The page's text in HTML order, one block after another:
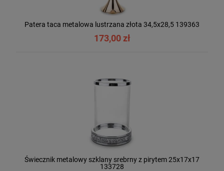
Patera taca metalowa lustrzana złota 34,5x28,5 139363
173,00 zł
Świecznik metalowy szklany srebrny z pirytem 25x17x17
133728